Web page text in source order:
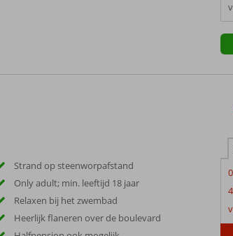
Strand op steenworpafstand
Only adult; min. leeftijd 18 jaar
Relaxen bij het zwembad
Heerlijk flaneren over de boulevard